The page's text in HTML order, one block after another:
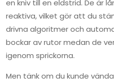
en kniv till en eldstrid. De är
reaktiva, vilket gör att du
drivna algoritmer och
bockar av rutor medan de
igenom sprickorna.
Men tänk om du kunde